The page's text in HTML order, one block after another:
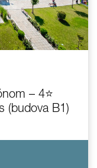
– 4⭐
(budova B1)